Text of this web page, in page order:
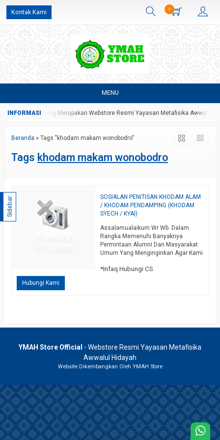
Kontak Kami 0
MENU
YMAH Store Yang Merupakan Webstore Resmi Yayasan Metafisika Awwalul
Beranda » Tags "khodam makam wonobodro"
Tags khodam makam wonobodro
SOSIALAN PENITISAN KHODAM ALAM
/ KHODAM PENDAMPING (KHODAM
SYECH / KYAI)
Assalamualaikum Wr Wb. Dalam
Rangka Memenuhi Banyaknya
Permintaan Alumni Dan Masyarakat
Umum Yang Menginginkan Agar Kami
Penitisan Khodam Pendamping,
Adalah Penjaga Yang Didatangkan
selengkapnya
*Infaq Hubungi CS
Hubungi Kami
Sidebar
YMAH Store Official - Webstore Resmi Yayasan Metafisika
Awwalul Hidayah
Website Dikembangkan Oleh YMAH Store